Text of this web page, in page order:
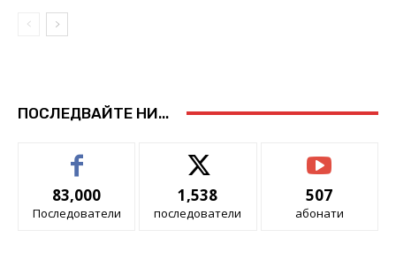
ПОСЛЕДВАЙТЕ НИ...
83,000
Последователи
1,538
последователи
507
абонати